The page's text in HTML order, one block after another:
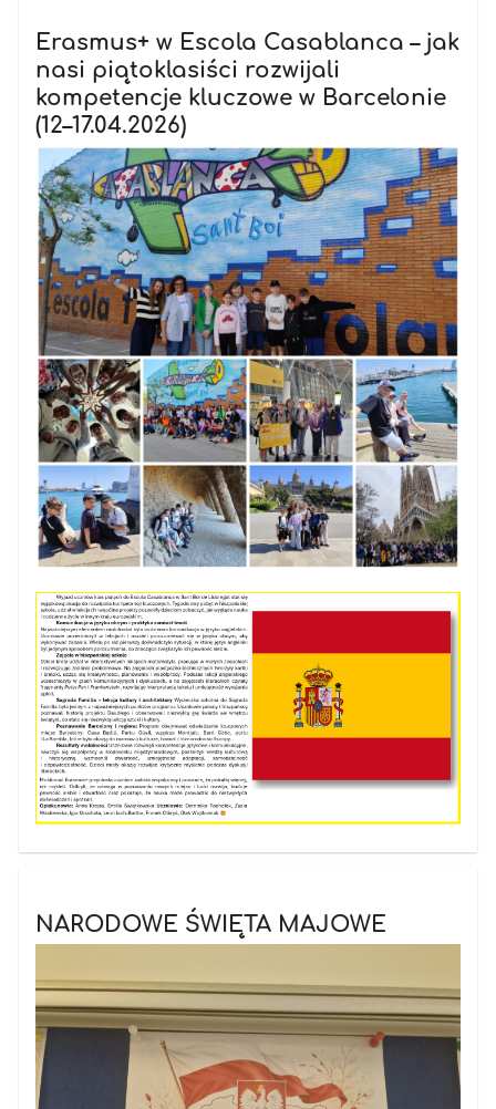
Erasmus+ w Escola Casablanca – jak
nasi piątoklasiści rozwijali
kompetencje kluczowe w Barcelonie
(12–17.04.2026)
NARODOWE ŚWIĘTA MAJOWE